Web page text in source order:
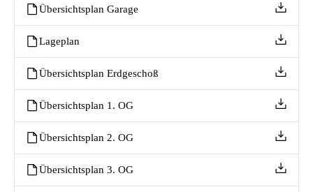
Übersichtsplan Garage
Lageplan
Übersichtsplan Erdgeschoß
Übersichtsplan 1. OG
Übersichtsplan 2. OG
Übersichtsplan 3. OG